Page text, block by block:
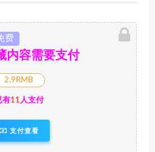
费
内容需要支付
2.9RMB
有11人支付
支付查看